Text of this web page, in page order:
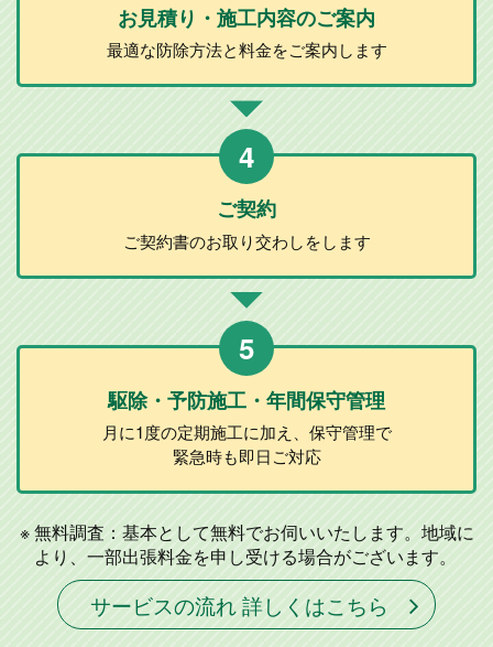
お見積り・施工内容のご案内
最適な防除方法と料金をご案内します
4
ご契約
ご契約書のお取り交わしをします
5
駆除・予防施工 ・年間保守管理
月に1度の定期施工に加え、 保守管理で
緊急時も即日ご対応
無料調査：基本として無料でお伺いいたします。地域に
より、一部出張料金を申し受ける場合がございます。
サービスの流れ 詳しくはこちら